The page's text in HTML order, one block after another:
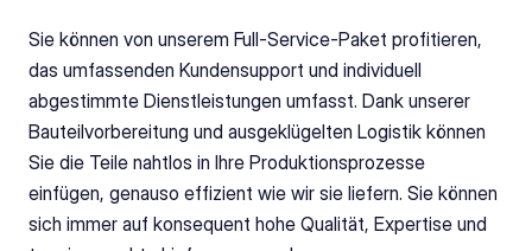
Sie können von unserem Full-Service-Paket profitieren,
das umfassenden Kundensupport und individuell
abgestimmte Dienstleistungen umfasst. Dank unserer
Bauteilvorbereitung und ausgeklügelten Logistik können
Sie die Teile nahtlos in Ihre Produktionsprozesse
einfügen, genauso effizient wie wir sie liefern. Sie können
sich immer auf konsequent hohe Qualität, Expertise und